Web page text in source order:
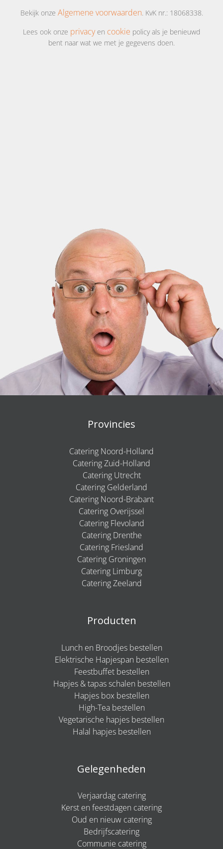
Bekijk onze Algemene voorwaarden. KvK nr.: 18068338.
Lees ook onze privacyen cookie policy als je benieuwd
bent naar wat we met je gegevens doen.
Provincies
Catering Noord-Holland
Catering Zuid-Holland
Catering Utrecht
Catering Gelderland
Catering Noord-Brabant
Catering Overijssel
Catering Flevoland
Catering Drenthe
Catering Friesland
Catering Groningen
Catering Limburg
Catering Zeeland
Producten
Lunch en Broodjes bestellen
Elektrische Hapjespan bestellen
Feestbuffet bestellen
Hapjes & tapas schalen bestellen
Hapjes box bestellen
High-Tea bestellen
Vegetarische hapjes bestellen
Halal hapjes bestellen
Gelegenheden
Verjaardag catering
Kerst en feestdagen catering
Oud en nieuw catering
Bedrijfscatering
Communie catering